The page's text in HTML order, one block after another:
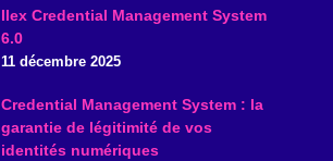
Ilex Credential Management System
6.0
11 décembre 2025
Credential Management System : la
garantie de légitimité de vos
identités numériques